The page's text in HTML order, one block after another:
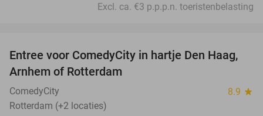
Excl. ca. €3 p.p.p.n. toeristenbelasting
36%
Entree voor ComedyCity in hartje Den Haag,
Arnhem of Rotterdam
ComedyCity 8.9 star
Rotterdam (+2 locaties)